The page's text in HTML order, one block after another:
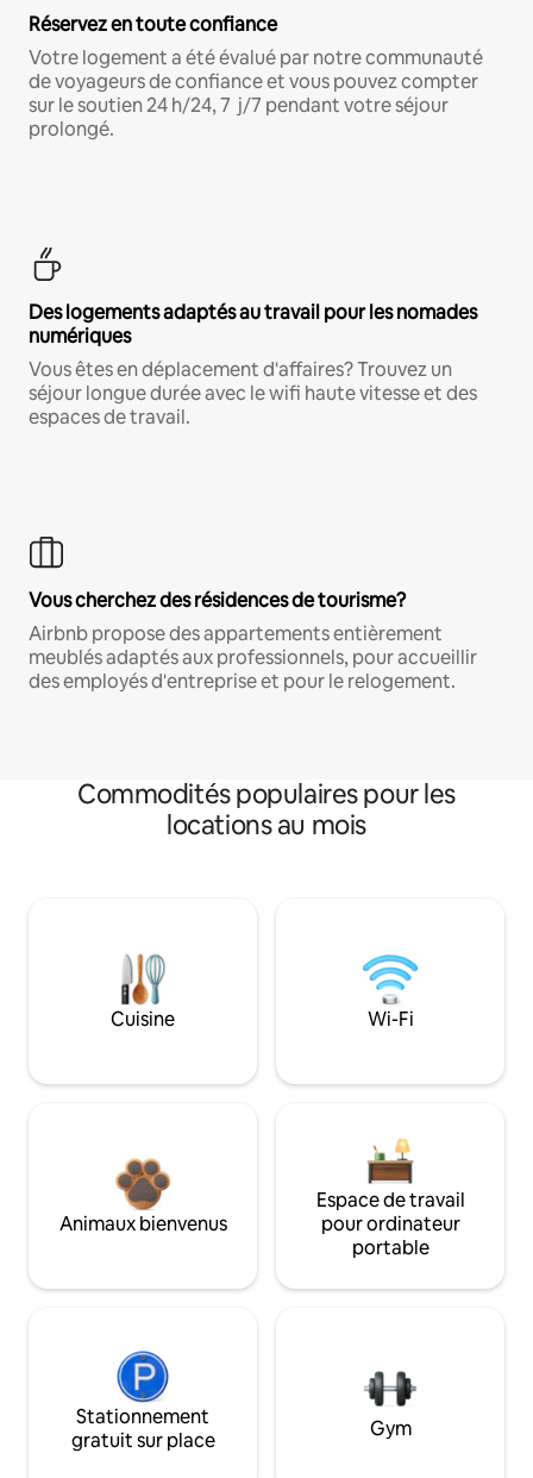
Réservez en toute confiance
Votre logement a été évalué par notre communauté
de voyageurs de confiance et vous pouvez compter
sur le soutien 24 h/24, 7 j/7 pendant votre séjour
prolongé.
Des logements adaptés au travail pour les nomades
numériques
Vous êtes en déplacement d'affaires? Trouvez un
séjour longue durée avec le wifi haute vitesse et des
espaces de travail.
Vous cherchez des résidences de tourisme?
Airbnb propose des appartements entièrement
meublés adaptés aux professionnels, pour accueillir
des employés d'entreprise et pour le relogement.
Commodités populaires pour les
locations au mois
Cuisine Wi-Fi
Animaux bienvenus
Espace de travail
pour ordinateur
portable
Stationnement
gratuit sur place
Gym